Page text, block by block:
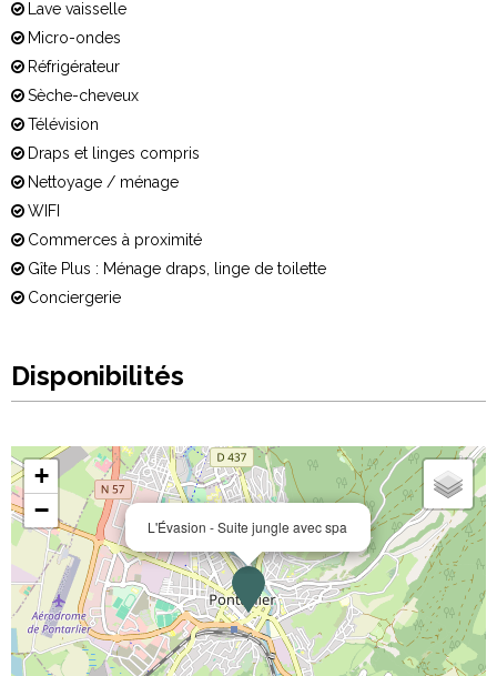
Lave vaisselle
Micro-ondes
Réfrigérateur
Sèche-cheveux
Télévision
Draps et linges compris
Nettoyage / ménage
WIFI
Commerces à proximité
Gîte Plus : Ménage draps, linge de toilette
Conciergerie
Disponibilités
L'Évasion - Suite jungle avec spa
+
−